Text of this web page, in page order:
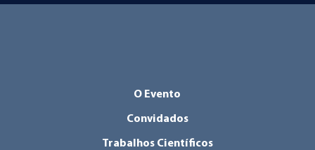
O Evento
Convidados
Trabalhos Científicos